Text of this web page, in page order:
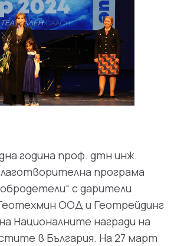
година проф. дтн инж.
програма
с дарители
ООД и Геотрейдинг
Националните награди на
в България. На 27 март